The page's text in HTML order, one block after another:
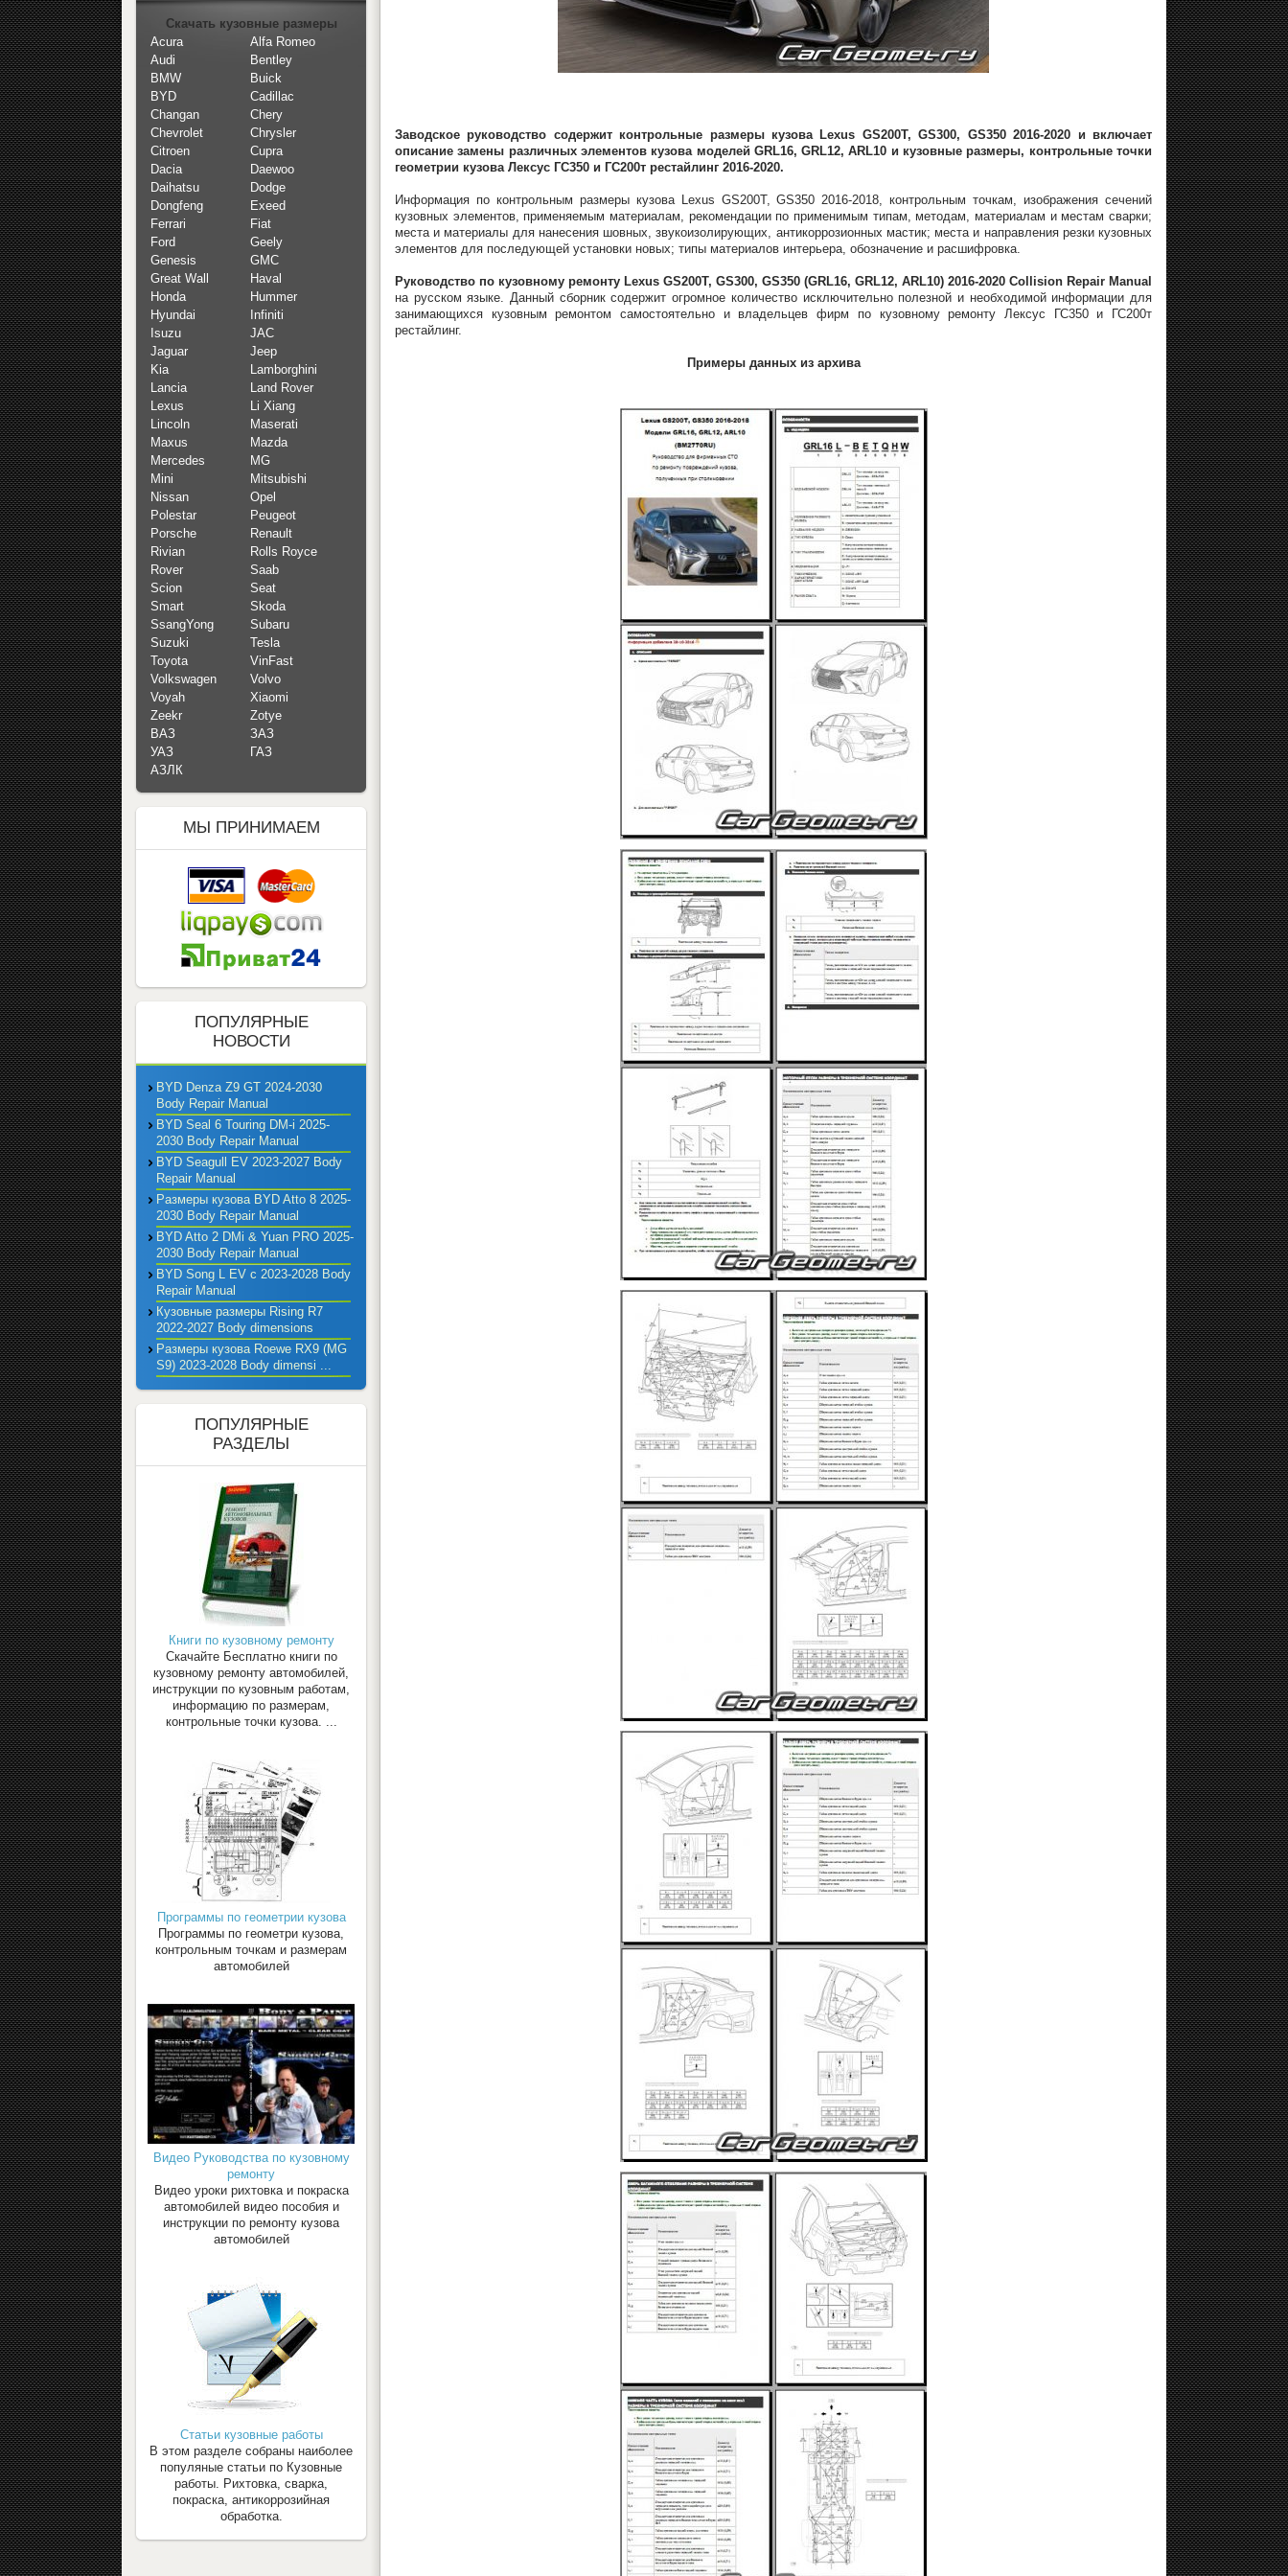
Заводское руководство содержит контрольные размеры кузова Lexus GS200T, GS300, GS350 2016-2020 и включает
описание замены различных элементов кузова моделей GRL16, GRL12, ARL10 и кузовные размеры, контрольные точки
геометрии кузова Лексус ГС350 и ГС200т рестайлинг 2016-2020.
Информация по контрольным размеры кузова Lexus GS200T, GS350 2016-2018, контрольным точкам, изображения сечений
кузовных элементов, применяемым материалам, рекомендации по применимым типам, методам, материалам и местам сварки;
места и материалы для нанесения шовных, звукоизолирующих, антикоррозионных мастик; места и направления резки кузовных
элементов для последующей установки новых; типы материалов интерьера, обозначение и расшифровка.
Руководство по кузовному ремонту Lexus GS200T, GS300, GS350 (GRL16, GRL12, ARL10) 2016-2020 Collision Repair Manual
на русском языке. Данный сборник содержит огромное количество исключительно полезной и необходимой информации для
занимающихся кузовным ремонтом самостоятельно и владельцев фирм по кузовному ремонту Лексус ГС350 и ГС200т
рестайлинг.
Примеры данных из архива
Скачать кузовные размеры
Acura
Alfa Romeo
Audi
Bentley
BMW
Buick
BYD
Cadillac
Changan
Chery
Chevrolet
Chrysler
Citroen
Cupra
Dacia
Daewoo
Daihatsu
Dodge
Dongfeng
Exeed
Ferrari
Fiat
Ford
Geely
Genesis
GMC
Great Wall
Haval
Honda
Hummer
Hyundai
Infiniti
Isuzu
JAC
Jaguar
Jeep
Kia
Lamborghini
Lancia
Land Rover
Lexus
Li Xiang
Lincoln
Maserati
Maxus
Mazda
Mercedes
MG
Mini
Mitsubishi
Nissan
Opel
Polestar
Peugeot
Porsche
Renault
Rivian
Rolls Royce
Rover
Saab
Scion
Seat
Smart
Skoda
SsangYong
Subaru
Suzuki
Tesla
Toyota
VinFast
Volkswagen
Volvo
Voyah
Xiaomi
Zeekr
Zotye
ВАЗ
ЗАЗ
УАЗ
ГАЗ
АЗЛК
МЫ ПРИНИМАЕМ
ПОПУЛЯРНЫЕ
НОВОСТИ
BYD Denza Z9 GT 2024-2030
Body Repair Manual
BYD Seal 6 Touring DM-i 2025-
2030 Body Repair Manual
BYD Seagull EV 2023-2027 Body
Repair Manual
Размеры кузова BYD Atto 8 2025-
2030 Body Repair Manual
BYD Atto 2 DMi & Yuan PRO 2025-
2030 Body Repair Manual
BYD Song L EV с 2023-2028 Body
Repair Manual
Кузовные размеры Rising R7
2022-2027 Body dimensions
Размеры кузова Roewe RX9 (MG
S9) 2023-2028 Body dimensi ...
ПОПУЛЯРНЫЕ
РАЗДЕЛЫ
Книги по кузовному ремонту
Скачайте Бесплатно книги по
кузовному ремонту автомобилей,
инструкции по кузовным работам,
информацию по размерам,
контрольные точки кузова. ...
Программы по геометрии кузова
Программы по геометри кузова,
контрольным точкам и размерам
автомобилей
Видео Руководства по кузовному
ремонту
Видео уроки рихтовка и покраска
автомобилей видео пособия и
инструкции по ремонту кузова
автомобилей
Статьи кузовные работы
В этом разделе собраны наиболее
популяные статьи по Кузовные
работы. Рихтовка, сварка,
покраска, антикоррозийная
обработка.